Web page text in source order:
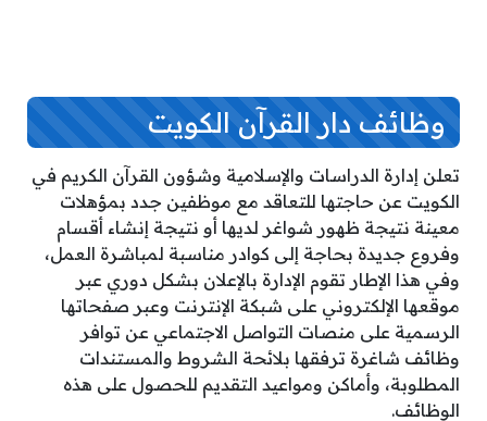
وظائف دار القرآن الكويت
تعلن إدارة الدراسات والإسلامية وشؤون القرآن الكريم في
الكويت عن حاجتها للتعاقد مع موظفين جدد بمؤهلات
معينة نتيجة ظهور شواغر لديها أو نتيجة إنشاء أقسام
وفروع جديدة بحاجة إلى كوادر مناسبة لمباشرة العمل،
وفي هذا الإطار تقوم الإدارة بالإعلان بشكل دوري عبر
موقعها الإلكتروني على شبكة الإنترنت وعبر صفحاتها
الرسمية على منصات التواصل الاجتماعي عن توافر
وظائف شاغرة ترفقها بلائحة الشروط والمستندات
المطلوبة، وأماكن ومواعيد التقديم للحصول على هذه
الوظائف.